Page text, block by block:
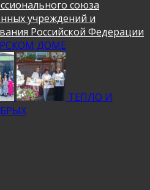
союза
учреждений и
Российской Федерации
ДОМЕ
ТЕПЛО И